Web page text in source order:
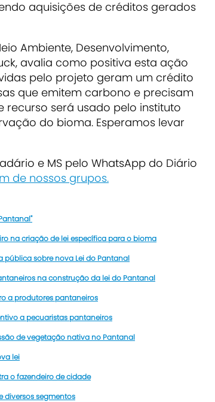
aquisições de créditos gerados
Ambiente, Desenvolvimento,
avalia como positiva esta ação
pelo projeto geram um crédito
que emitem carbono e precisam
recurso será usado pelo instituto
do bioma. Esperamos levar
e MS pelo WhatsApp do Diário
de nossos grupos.
na criação de lei específica para o bioma
pública sobre nova Lei do Pantanal
na construção da lei do Pantanal
a produtores pantaneiros
a pecuaristas pantaneiros
de vegetação nativa no Pantanal
lei
o fazendeiro de cidade
diversos segmentos